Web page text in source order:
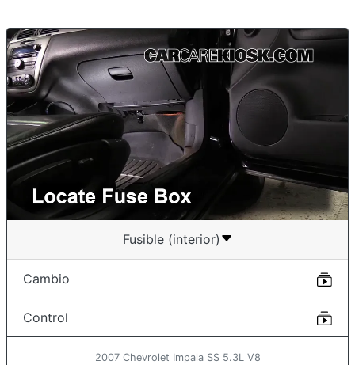
Fusible (interior)
Cambio
Control
2007 Chevrolet Impala SS 5.3L V8